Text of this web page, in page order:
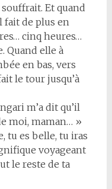
Et quand
fait de plus en
cinq heures…
Quand elle à
en bas, vers
le tour jusqu’à
m’a dit qu’il
moi, maman… »
tu es belle, tu iras
voyageant
le reste de ta